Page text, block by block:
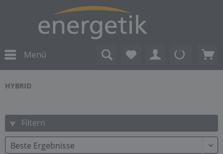
Menü
HYBRID
Filtern